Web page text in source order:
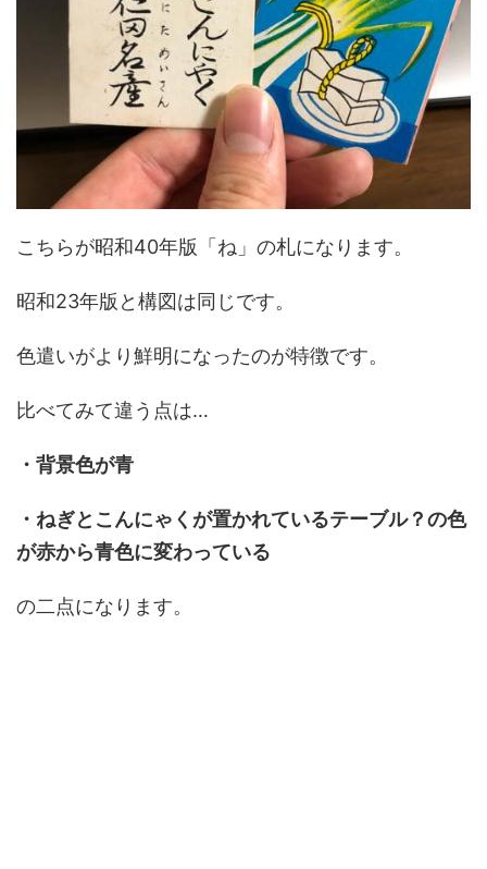
こちらが昭和40年版「ね」の札になります。
昭和23年版と構図は同じです。
色遣いがより鮮明になったのが特徴です。
比べてみて違う点は…
・背景色が青
・ねぎとこんにゃくが置かれているテーブル？の色
が赤から青色に変わっている
の二点になります。